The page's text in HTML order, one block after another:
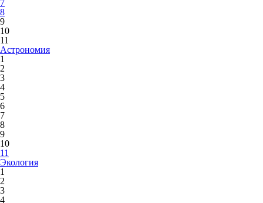
7
8
9
10
11
Астрономия
1
2
3
4
5
6
7
8
9
10
11
Экология
1
2
3
4